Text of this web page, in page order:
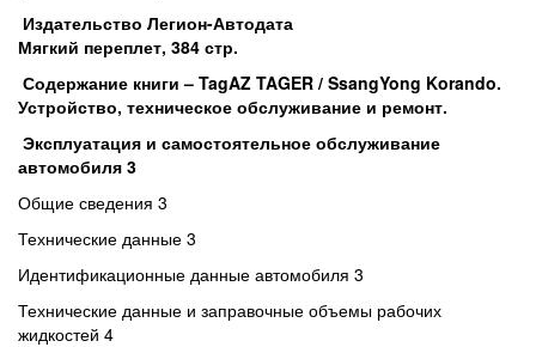
Издательство Легион-Автодата
Мягкий переплет, 384 стр.
Содержание книги – TagAZ TAGER / SsangYong Korando.
Устройство, техническое обслуживание и ремонт.
Эксплуатация и самостоятельное обслуживание
автомобиля 3
Общие сведения 3
Технические данные 3
Идентификационные данные автомобиля 3
Технические данные и заправочные объемы рабочих
жидкостей 4